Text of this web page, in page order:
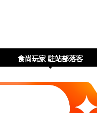
食尚玩家 駐站部落客